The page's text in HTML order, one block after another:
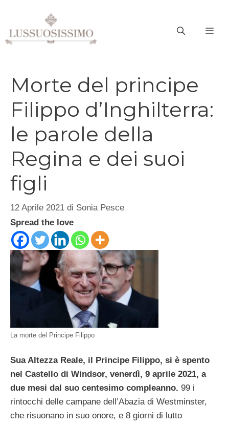
contenuto
Morte del principe
Filippo d’Inghilterra:
le parole della
Regina e dei suoi
figli
12 Aprile 2021 di Sonia Pesce
Spread the love
La morte del Principe Filippo
Sua Altezza Reale, il Principe Filippo, si è spento
nel Castello di Windsor, venerdì, 9 aprile 2021, a
due mesi dal suo centesimo compleanno. 99 i
rintocchi delle campane dell’Abazia di Westminster,
che risuonano in suo onore, e 8 giorni di lutto